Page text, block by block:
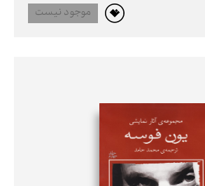
موجود نیست